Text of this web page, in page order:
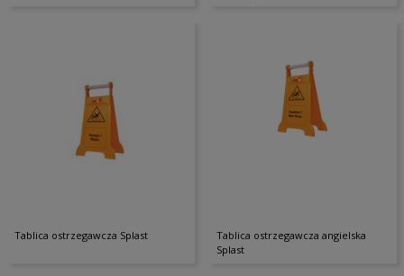
Tablica ostrzegawcza Splast
Tablica ostrzegawcza angielska
Splast